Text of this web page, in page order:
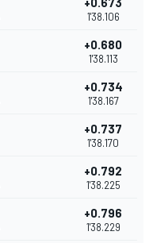
1'38.106
+0.680
1'38.113
+0.734
1'38.167
+0.737
1'38.170
+0.792
1'38.225
+0.796
1'38.229